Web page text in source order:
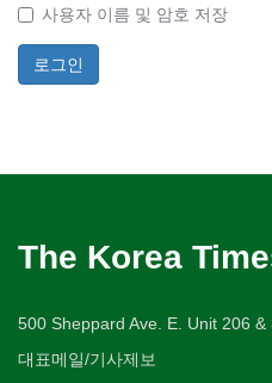
사용자 이름 및 암호 저장
The Korea
500 Sheppard Ave. E. Unit 206
대표메일/기사제보